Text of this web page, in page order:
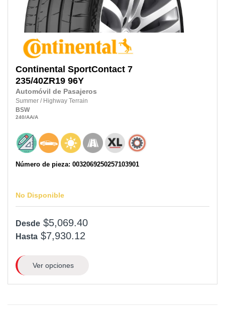
Continental SportContact 7
235/40ZR19 96Y
Automóvil de Pasajeros
Summer / Highway Terrain
BSW
240/AA/A
Número de pieza: 0032069250257103901
No Disponible
Desde $5,069.40
Hasta $7,930.12
Ver opciones